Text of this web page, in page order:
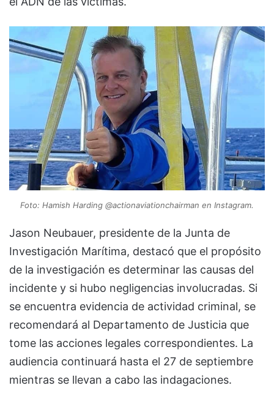
Foto: Hamish Harding @actionaviationchairman en Instagram.
Jason Neubauer, presidente de la Junta de
Investigación Marítima, destacó que el propósito
de la investigación es determinar las causas del
incidente y si hubo negligencias involucradas. Si
se encuentra evidencia de actividad criminal, se
recomendará al Departamento de Justicia que
tome las acciones legales correspondientes. La
audiencia continuará hasta el 27 de septiembre
mientras se llevan a cabo las indagaciones.